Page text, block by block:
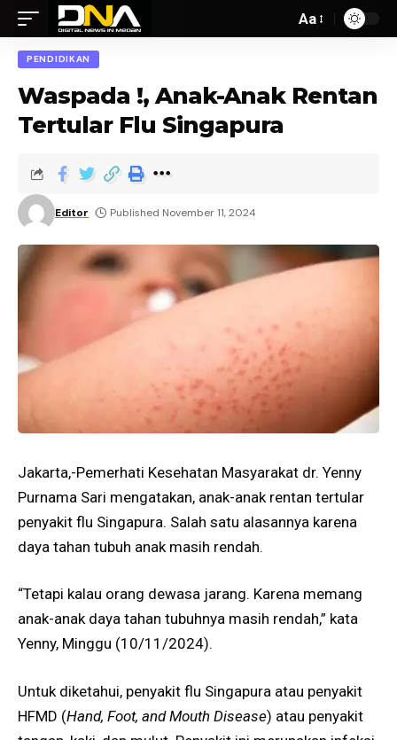
Aa
PENDIDIKAN
Waspada !, Anak-Anak Rentan
Tertular Flu Singapura
Editor Published November 11, 2024
Jakarta,-Pemerhati Kesehatan Masyarakat dr. Yenny
Purnama Sari mengatakan, anak-anak rentan tertular
penyakit flu Singapura. Salah satu alasannya karena
daya tahan tubuh anak masih rendah.
“Tetapi kalau orang dewasa jarang. Karena memang
anak-anak daya tahan tubuhnya masih rendah,” kata
Yenny, Minggu (10/11/2024).
Untuk diketahui, penyakit flu Singapura atau penyakit
HFMD (Hand, Foot, and Mouth Disease) atau penyakit